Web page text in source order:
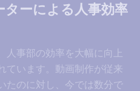
ーによる人事効率
事部の効率を大幅に向上
ています。動画制作が従来
たのに対し、今では数分で